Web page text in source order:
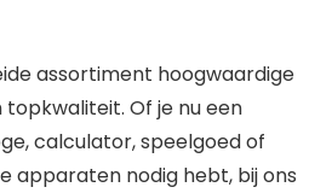
assortiment hoogwaardige
topkwaliteit. Of je nu een
calculator, speelgoed of
apparaten nodig hebt, bij ons